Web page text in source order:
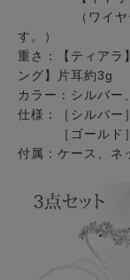
（ワイヤーワ
す。）
重さ：【ティアラ
ング】片耳約3g
カラー：シルバー
仕様：［シルバー
［ゴールド］
付属：ケース、ネ